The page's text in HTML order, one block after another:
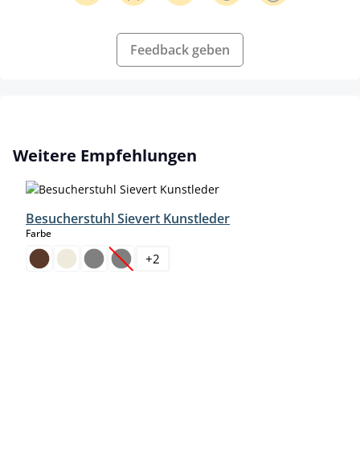
Feedback geben
Produktgalerie überspringen
Weitere Empfehlungen
Besucherstuhl Sievert Kunstleder
Farbeauswählen
(Diese Option ist zurzeit nicht verfügbar.)
+2